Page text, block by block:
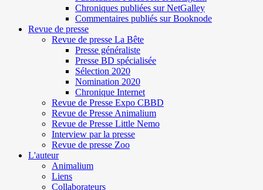
Chroniques publiées sur NetGalley
Commentaires publiés sur Booknode
Revue de presse
Revue de presse La Bête
Presse généraliste
Presse BD spécialisée
Sélection 2020
Nomination 2020
Chronique Internet
Revue de Presse Expo CBBD
Revue de Presse Animalium
Revue de Presse Little Nemo
Interview par la presse
Revue de presse Zoo
L'auteur
Animalium
Liens
Collaborateurs